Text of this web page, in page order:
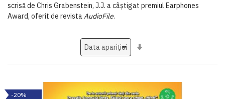
scrisă de Chris Grabenstein, J.J. a câștigat premiul Earphones
Award, oferit de revistaAudioFile.
-20%